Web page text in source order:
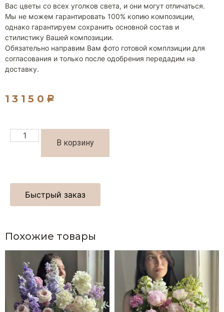
Вас цветы со всех уголков света, и они могут отличаться.
Мы не можем гарантировать 100% копию композиции,
однако гарантируем сохранить основной состав и
стилистику Вашей композиции.
Обязательно направим Вам фото готовой комплзиции для
согласования и только после одобрения передадим на
доставку.
13150 Р
В корзину
Быстрый заказ
Похожие товары